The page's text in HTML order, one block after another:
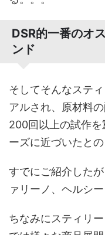
DSR的一番のオ
ンド
そしてそんなステ
アルされ、原材料
200回以上の試作
ーズに近づいたとの
すでにご紹介した
ァリーノ、ヘルシ
ちなみにスティリ